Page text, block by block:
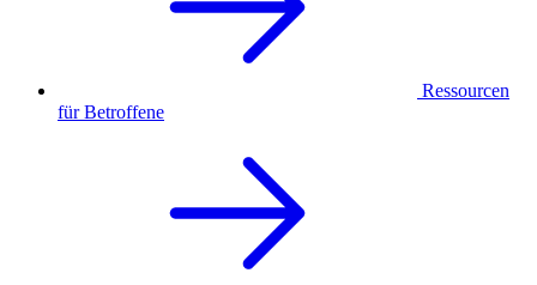
Ressourcen
für Betroffene